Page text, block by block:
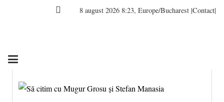
8 august 2026 8:23, Europe/Bucharest |Contact|